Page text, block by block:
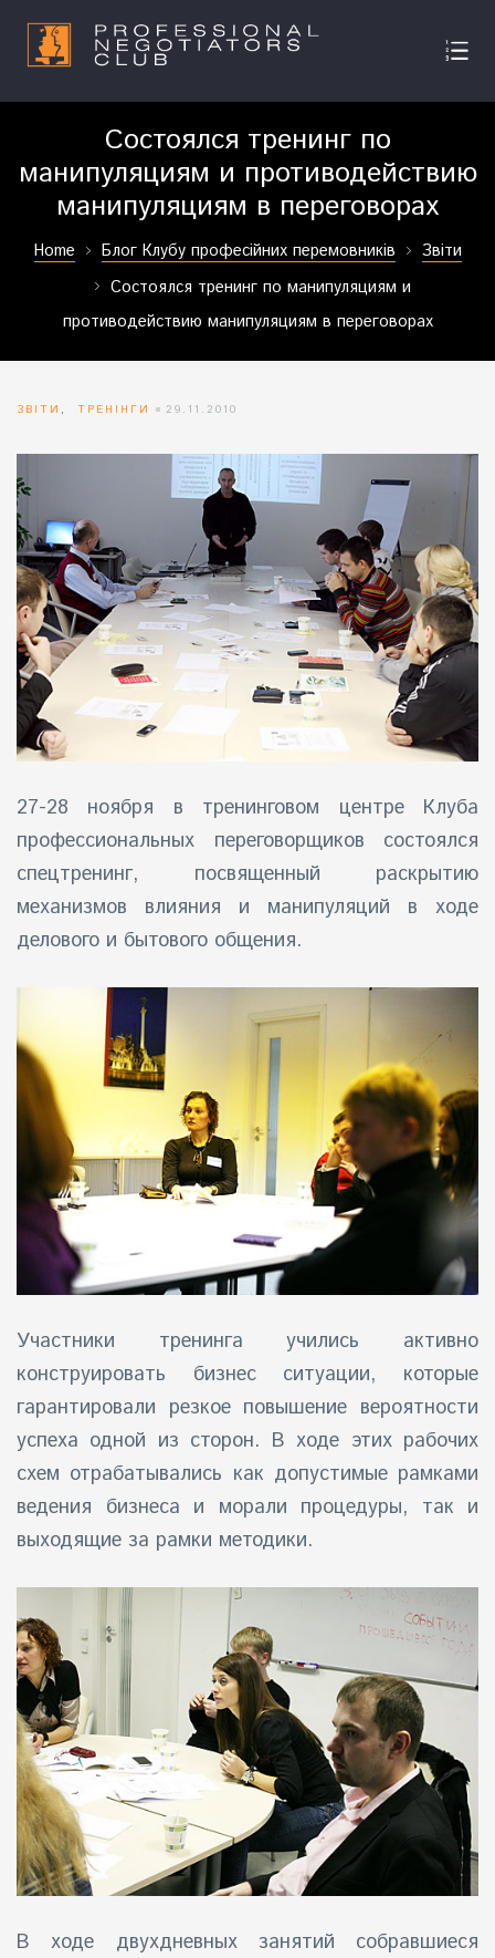
Состоялся тренинг по
манипуляциям и противодействию
манипуляциям в переговорах
Home Блог Клубу професійних перемовників
Звіти
Состоялся тренинг по манипуляциям и
противодействию манипуляциям в переговорах
ЗВІТИ ,ТРЕНІНГИ 29.11.2010
27-28 ноября в тренинговом центре Клуба
профессиональных переговорщиков состоялся
спецтренинг, посвященный раскрытию
механизмов влияния и манипуляций в ходе
делового и бытового общения.
Участники тренинга учились активно
конструировать бизнес ситуации, которые
гарантировали резкое повышение вероятности
успеха одной из сторон. В ходе этих рабочих
схем отрабатывались как допустимые рамками
ведения бизнеса и морали процедуры, так и
выходящие за рамки методики.
В ходе двухдневных занятий собравшиеся